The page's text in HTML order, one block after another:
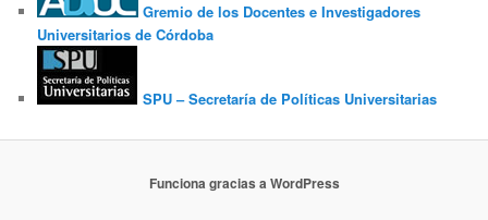
Gremio de los Docentes e Investigadores
Universitarios de Córdoba
SPU – Secretaría de Políticas Universitarias
Funciona gracias a WordPress